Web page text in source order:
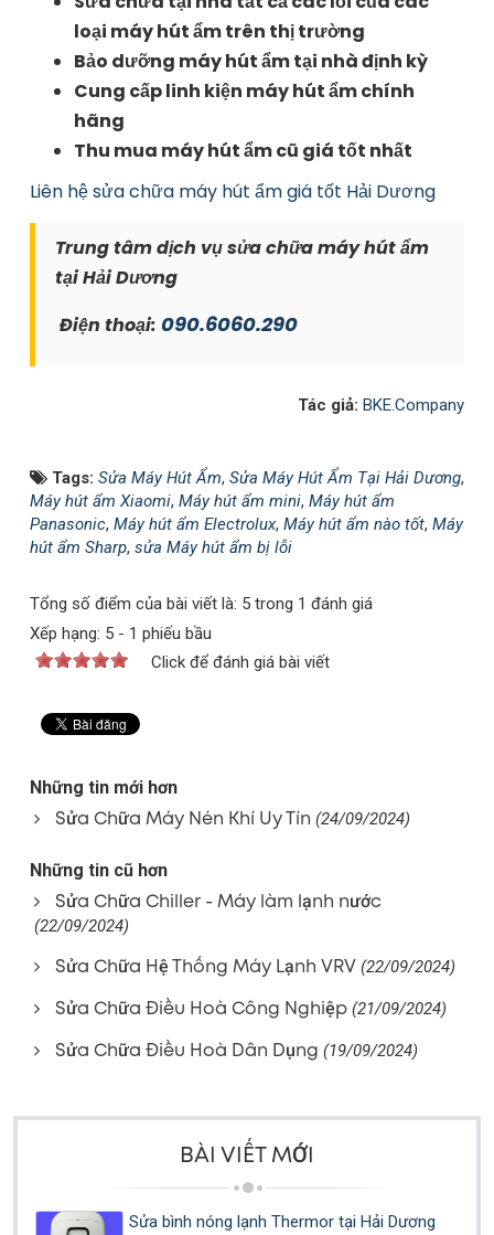
loại máy hút ẩm trên thị trường
Bảo dưỡng máy hút ẩm tại nhà định kỳ
Cung cấp linh kiện máy hút ẩm chính
hãng
Thu mua máy hút ẩm cũ giá tốt nhất
Liên hệ sửa chữa máy hút ẩm giá tốt Hải Dương
Trung tâm dịch vụ sửa chữa máy hút ẩm
tại Hải Dương
Điện thoại: 090.6060.290
Tác giả: BKE.Company
Tags: Sửa Máy Hút Ẩm, Sửa Máy Hút Ẩm Tại Hải Dương,
Máy hút ẩm Xiaomi, Máy hút ẩm mini, Máy hút ẩm
Panasonic, Máy hút ẩm Electrolux, Máy hút ẩm nào tốt, Máy
hút ẩm Sharp, sửa Máy hút ẩm bị lỗi
Tổng số điểm của bài viết là: 5 trong 1 đánh giá
Xếp hạng: 5 - 1 phiếu bầu
Click để đánh giá bài viết
Những tin mới hơn
Sửa Chữa Máy Nén Khí Uy Tín (24/09/2024)
Những tin cũ hơn
Sửa Chữa Chiller - Máy làm lạnh nước
(22/09/2024)
Sửa Chữa Hệ Thống Máy Lạnh VRV (22/09/2024)
Sửa Chữa Điều Hoà Công Nghiệp (21/09/2024)
Sửa Chữa Điều Hoà Dân Dụng (19/09/2024)
BÀI VIẾT MỚI
Sửa bình nóng lạnh Thermor tại Hải Dương